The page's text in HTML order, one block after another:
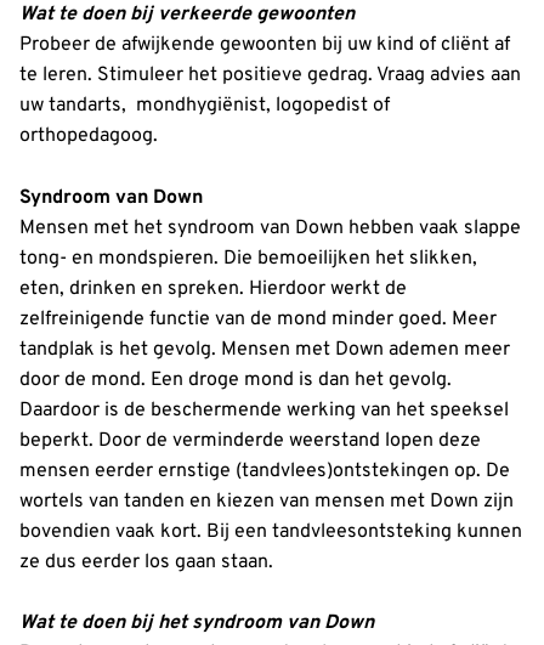
Wat te doen bij verkeerde gewoonten
Probeer de afwijkende gewoonten bij uw kind of cliënt af
te leren. Stimuleer het positieve gedrag. Vraag advies aan
uw tandarts, mondhygiënist, logopedist of
orthopedagoog.
Syndroom van Down
Mensen met het syndroom van Down hebben vaak slappe
tong- en mondspieren. Die bemoeilijken het slikken,
eten, drinken en spreken. Hierdoor werkt de
zelfreinigende functie van de mond minder goed. Meer
tandplak is het gevolg. Mensen met Down ademen meer
door de mond. Een droge mond is dan het gevolg.
Daardoor is de beschermende werking van het speeksel
beperkt. Door de verminderde weerstand lopen deze
mensen eerder ernstige (tandvlees)ontstekingen op. De
wortels van tanden en kiezen van mensen met Down zijn
bovendien vaak kort. Bij een tandvleesontsteking kunnen
ze dus eerder los gaan staan.
Wat te doen bij het syndroom van Down